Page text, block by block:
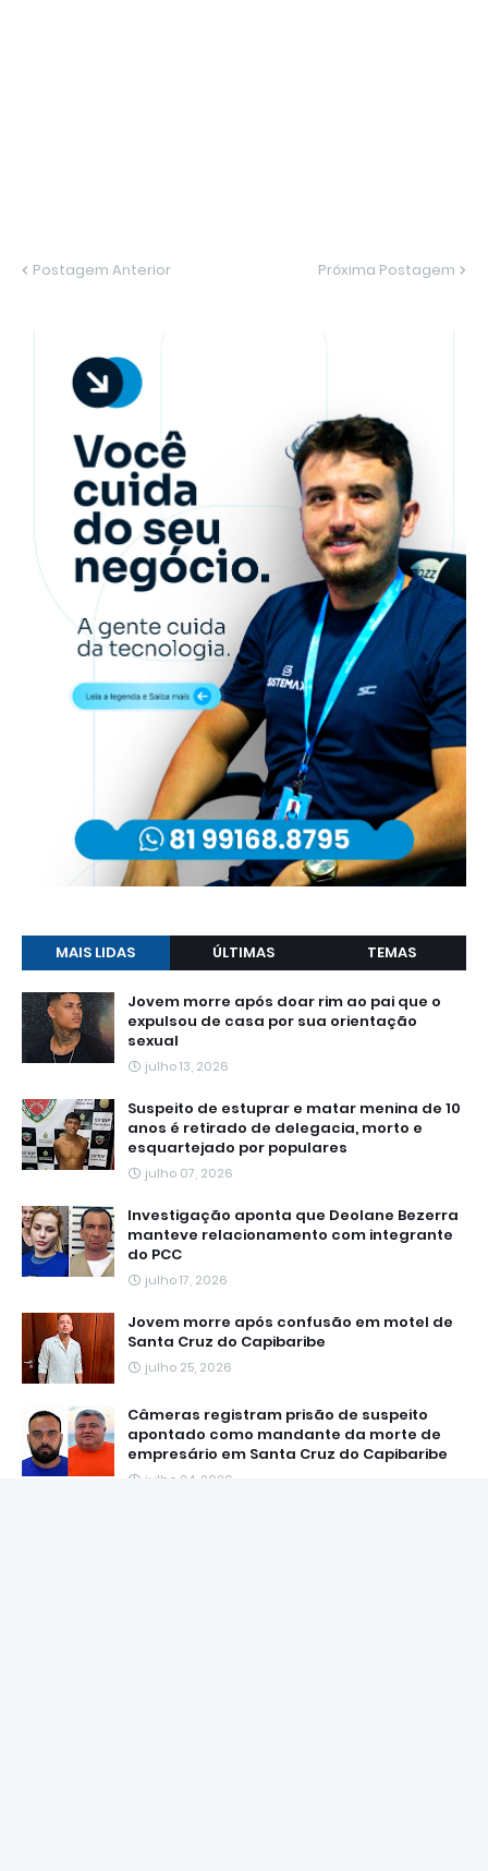
Postagem Anterior Próxima Postagem
MAIS LIDAS ÚLTIMAS TEMAS
Jovem morre após doar rim ao pai que o
expulsou de casa por sua orientação
sexual
julho 13, 2026
Suspeito de estuprar e matar menina de 10
anos é retirado de delegacia, morto e
esquartejado por populares
julho 07, 2026
Investigação aponta que Deolane Bezerra
manteve relacionamento com integrante
do PCC
julho 17, 2026
Jovem morre após confusão em motel de
Santa Cruz do Capibaribe
julho 25, 2026
Câmeras registram prisão de suspeito
apontado como mandante da morte de
empresário em Santa Cruz do Capibaribe
julho 24, 2026